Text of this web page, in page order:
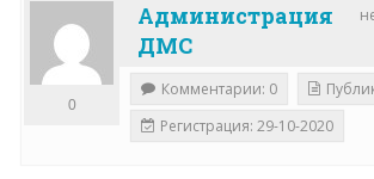
Администрация
ДМС
0
Комментарии: 0
Регистрация: 29-10-2020